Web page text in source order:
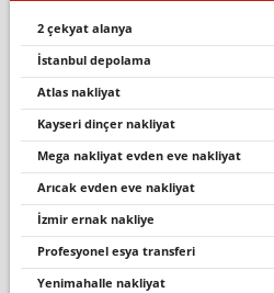
2 çekyat alanya
i̇stanbul depolama
atlas nakliyat
kayseri dinçer nakliyat
mega nakli̇yat evden eve nakli̇yat
aricak evden eve nakli̇yat
i̇zmir ernak nakliye
profesyonel esya transferi̇
yenimahalle nakliyat